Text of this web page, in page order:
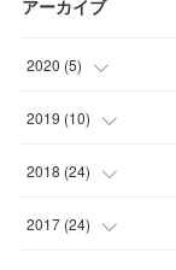
アーカイブ
2020 (5)
(1
(1
(1
2019 (10)
(1
(1
2018 (24)
(2
2017 (24)